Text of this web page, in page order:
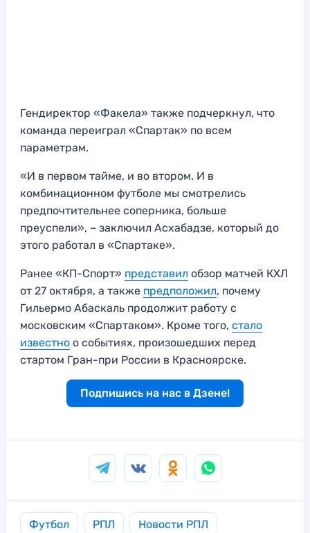
Гендиректор «Факела» также подчеркнул, что
команда переиграл «Спартак» по всем
параметрам.
«И в первом тайме, и во втором. И в
комбинационном футболе мы смотрелись
предпочтительнее соперника, больше
преуспели», – заключил Асхабадзе, который до
этого работал в «Спартаке».
Ранее «КП-Спорт» представил обзор матчей КХЛ
от 27 октября, а также предположил, почему
Гильермо Абаскаль продолжит работу с
московским «Спартаком». Кроме того, стало
известно о событиях, произошедших перед
стартом Гран-при России в Красноярске.
Подпишись на нас в Дзене!
Футбол РПЛ Новости РПЛ